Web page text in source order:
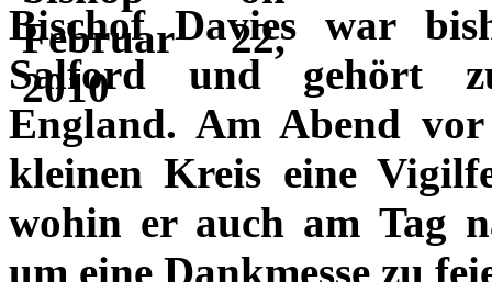
Bischof Davies war
Salford und gehört
England. Am Abend
kleinen Kreis eine
wohin er auch am Tag
um eine Dankmesse zu